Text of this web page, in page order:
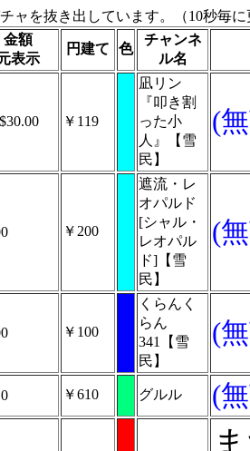
ャを抜き出しています。（10秒毎に
金額
表示
円建て 色
チャンネ
ル名
￥119
凪リン
『叩き割
った小
人』【雪
民】
(
￥200
遮流・レ
オパルド
[シャル・
レオパル
ド]【雪
民】
(
￥100
くらんく
らん
341【雪
民】
(
￥610 グルル (